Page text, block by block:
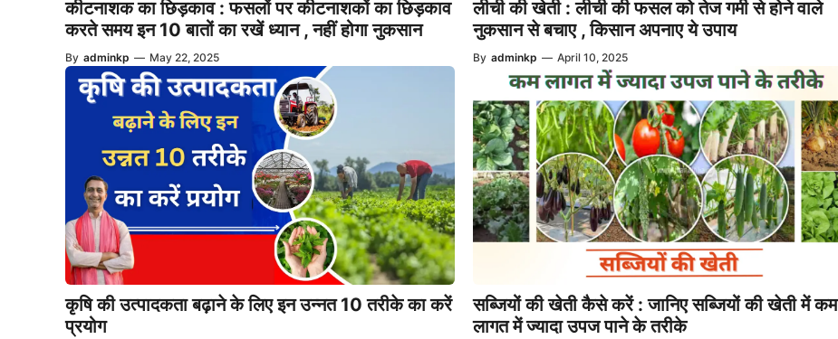
कीटनाशक का छिड़काव : फसलों पर कीटनाशकों का छिड़काव
करते समय इन 10 बातों का रखें ध्यान , नहीं होगा नुकसान
By adminkp — May 22, 2025
लीची की खेती : लीची की फसल को तेज गर्मी से होने वाले
नुकसान से बचाए , किसान अपनाए ये उपाय
By adminkp — April 10, 2025
कृषि की उत्पादकता बढ़ाने के लिए इन उन्नत 10 तरीके का करें
प्रयोग
सब्जियों की खेती कैसे करें : जानिए सब्जियों की खेती में कम
लागत में ज्यादा उपज पाने के तरीके